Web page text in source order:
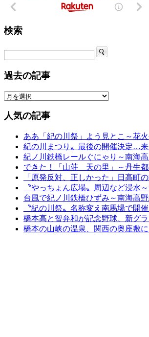
検索
過去の記事
人気の記事
ああ「紀の川祭」よう見とこ～花
紀の川まつり〟最後の開催決定…
紀ノ川鉄橋レールぐにゃり～南海
できた！「山荘 天の里」～丹生都
「原発反対、正しかった」日高町
〝やっちょん広場〟周辺など浸水
台風で紀ノ川鉄橋ひずみ～南海高
〝紀の川祭〟名称変え南馬場で開
橋本高と智弁和が記念野球、新グ
橋本の山峡の温泉、関西の奥座敷